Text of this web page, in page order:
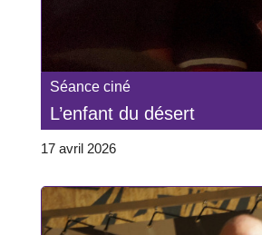
Séance ciné
L’enfant du désert
17 avril 2026